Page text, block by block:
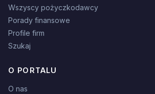
Wszyscy pożyczkodawcy
Porady finansowe
Profile firm
Szukaj
O PORTALU
O nas